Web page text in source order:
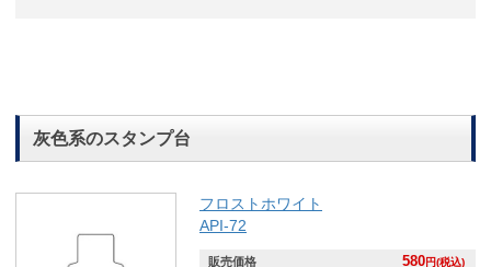
灰色系のスタンプ台
フロストホワイト
API-72
販売価格 580円(税込)